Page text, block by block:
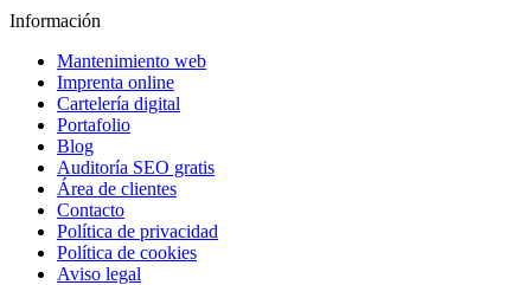
Información
Mantenimiento web
Imprenta online
Cartelería digital
Portafolio
Blog
Auditoría SEO gratis
Área de clientes
Contacto
Política de privacidad
Política de cookies
Aviso legal